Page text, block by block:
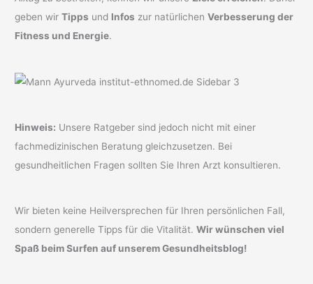
geben wirTipps und Infos zur natürlichenVerbesserung der
Fitness und Energie.
Hinweis: Unsere Ratgeber sind jedoch nicht mit einer
fachmedizinischen Beratung gleichzusetzen. Bei
gesundheitlichen Fragen sollten Sie Ihren Arzt konsultieren.
Wir bieten keine Heilversprechen für Ihren persönlichen Fall,
sondern generelle Tipps für die Vitalität.Wir wünschen viel
Spaß beim Surfen auf unserem Gesundheitsblog!